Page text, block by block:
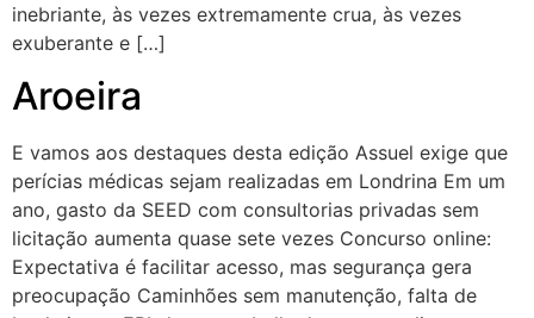
inebriante, às vezes extremamente crua, às vezes
exuberante e […]
Aroeira
E vamos aos destaques desta edição Assuel exige que
perícias médicas sejam realizadas em Londrina Em um
ano, gasto da SEED com consultorias privadas sem
licitação aumenta quase sete vezes Concurso online:
Expectativa é facilitar acesso, mas segurança gera
preocupação Caminhões sem manutenção, falta de